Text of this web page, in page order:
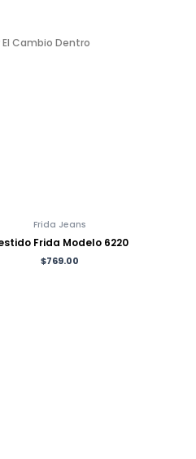
Cambio Dentro
Frida Jeans
Frida Modelo 6220
$769.00